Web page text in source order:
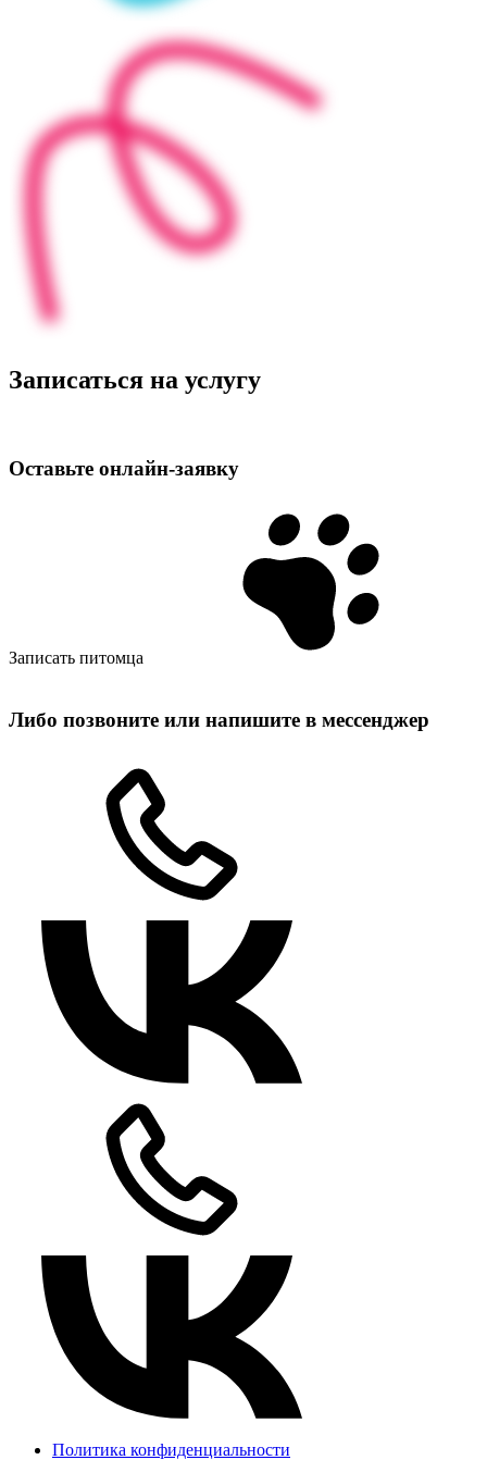
Записаться на услугу
Оставьте онлайн‑заявку
Записать питомца
Либо позвоните или напишите в мессенджер
Политика конфиденциальности